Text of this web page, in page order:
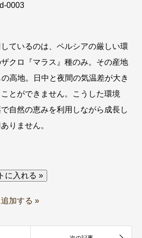
0003
ているのは、ペルシアの厳しい環
クロ『マラス』種のみ。その産地
高地。日中と夜間の気温差が大き
とができません。こうした環境
自然の恵みを利用しながら成長し
りません。
加する »